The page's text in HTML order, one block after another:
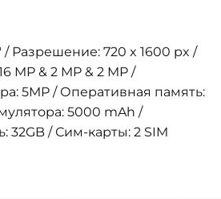
/ Разрешение: 720 x 1600 px /
MP & 2 MP & 2 MP /
5MP / Оперативная память:
5000 mAh /
32GB / Сим-карты: 2 SIM